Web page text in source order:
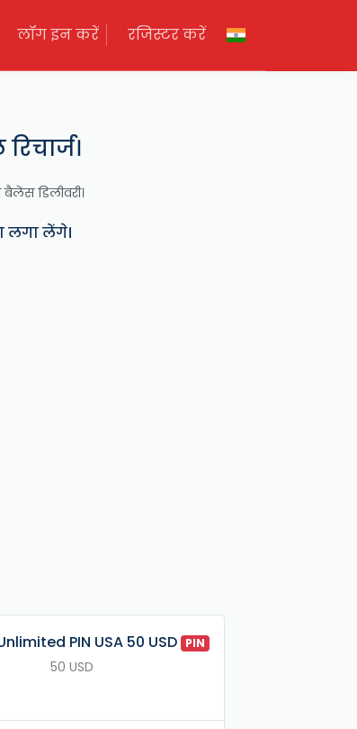
लॉग इन करें रजिस्टर करें
डिलीवरी।
लगा लेंगे।
PIN USA 50 USD PIN
50 USD